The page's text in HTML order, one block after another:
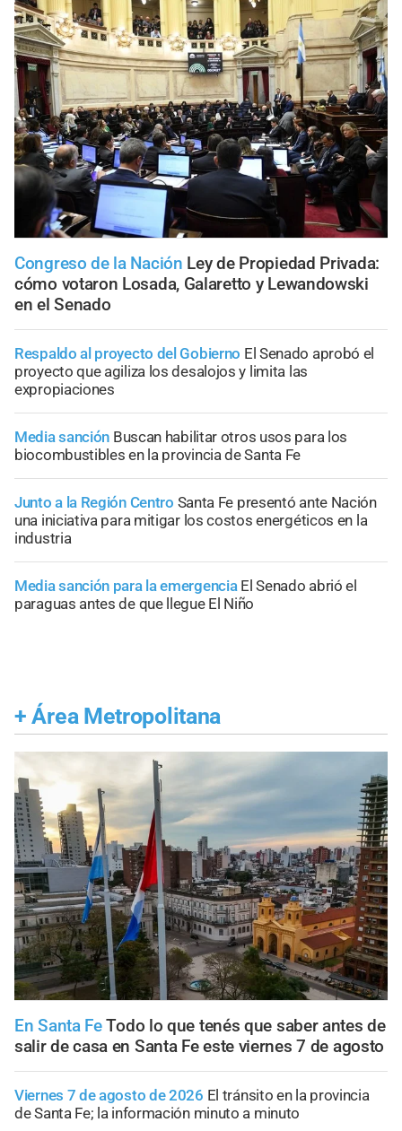
Congreso de la Nación Ley de Propiedad Privada:
cómo votaron Losada, Galaretto y Lewandowski
en el Senado
Respaldo al proyecto del Gobierno El Senado aprobó el
proyecto que agiliza los desalojos y limita las
expropiaciones
Media sanción Buscan habilitar otros usos para los
biocombustibles en la provincia de Santa Fe
Junto a la Región Centro Santa Fe presentó ante Nación
una iniciativa para mitigar los costos energéticos en la
industria
Media sanción para la emergencia El Senado abrió el
paraguas antes de que llegue El Niño
+ Área Metropolitana
En Santa FeTodo lo que tenés que saber antes de
salir de casa en Santa Fe este viernes 7 de agosto
Viernes 7 de agosto de 2026 El tránsito en la provincia
de Santa Fe; la información minuto a minuto